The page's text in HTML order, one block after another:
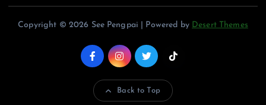
Copyright © 2026 See Pengpai | Powered by Desert Themes
Back to Top